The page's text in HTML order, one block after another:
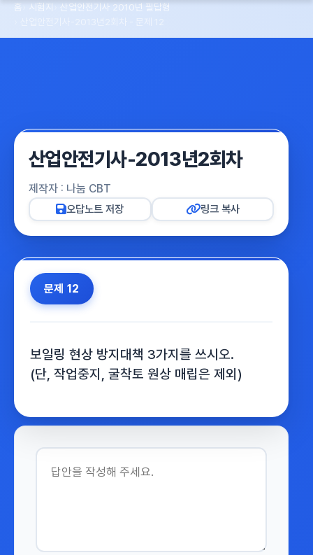
홈 시험지
산업안전기사 2010년 필답형
산업안전기사-2013년2회차
제작자 : 나눔 CBT
오답노트 저장 링크 복사
문제 12
보일링 현상 방지대책 3가지를 쓰시오.
(단, 작업중지, 굴착토 원상 매립은 제외)